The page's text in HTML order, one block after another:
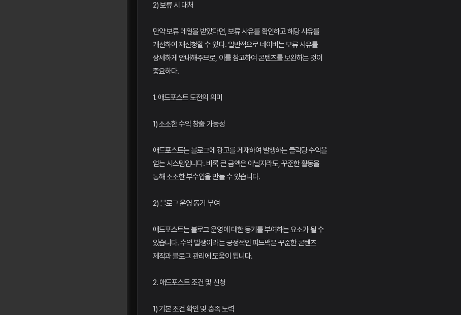
2) 보류 시 대처
만약 보류 메일을 받았다면, 보류 사유를 확인하고 해당 사유를
개선하여 재신청할 수 있다. 일반적으로 네이버는 보류 사유를
상세하게 안내해주므로, 이를 참고하여 콘텐츠를 보완하는 것이
중요하다.
1. 애드포스트 도전의 의미
1) 소소한 수익 창출 가능성
애드포스트는 블로그에 광고를 게재하여 발생하는 클릭당 수익을
얻는 시스템입니다. 비록 큰 금액은 아닐지라도, 꾸준한 활동을
통해 소소한 부수입을 만들 수 있습니다.
2) 블로그 운영 동기 부여
애드포스트는 블로그 운영에 대한 동기를 부여하는 요소가 될 수
있습니다. 수익 발생이라는 긍정적인 피드백은 꾸준한 콘텐츠
제작과 블로그 관리에 도움이 됩니다.
2. 애드포스트 조건 및 신청
1) 기본 조건 확인 및 충족 노력